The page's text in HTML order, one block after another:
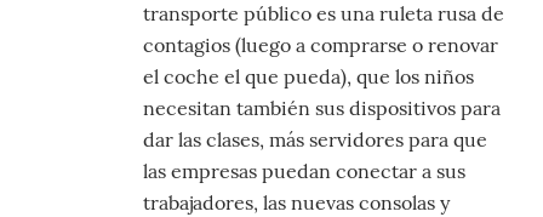
transporte público es una ruleta rusa de
contagios (luego a comprarse o renovar
el coche el que pueda), que los niños
necesitan también sus dispositivos para
dar las clases, más servidores para que
las empresas puedan conectar a sus
trabajadores, las nuevas consolas y